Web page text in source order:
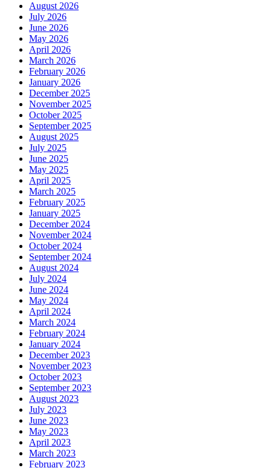
August 2026
July 2026
June 2026
May 2026
April 2026
March 2026
February 2026
January 2026
December 2025
November 2025
October 2025
September 2025
August 2025
July 2025
June 2025
May 2025
April 2025
March 2025
February 2025
January 2025
December 2024
November 2024
October 2024
September 2024
August 2024
July 2024
June 2024
May 2024
April 2024
March 2024
February 2024
January 2024
December 2023
November 2023
October 2023
September 2023
August 2023
July 2023
June 2023
May 2023
April 2023
March 2023
February 2023